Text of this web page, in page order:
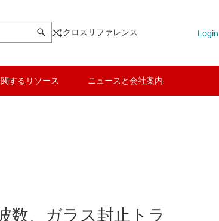
クロスリファレンス
するリソース ニュースと会社案内
(MCU) / プロセッサ
数、ガラス封止トラ